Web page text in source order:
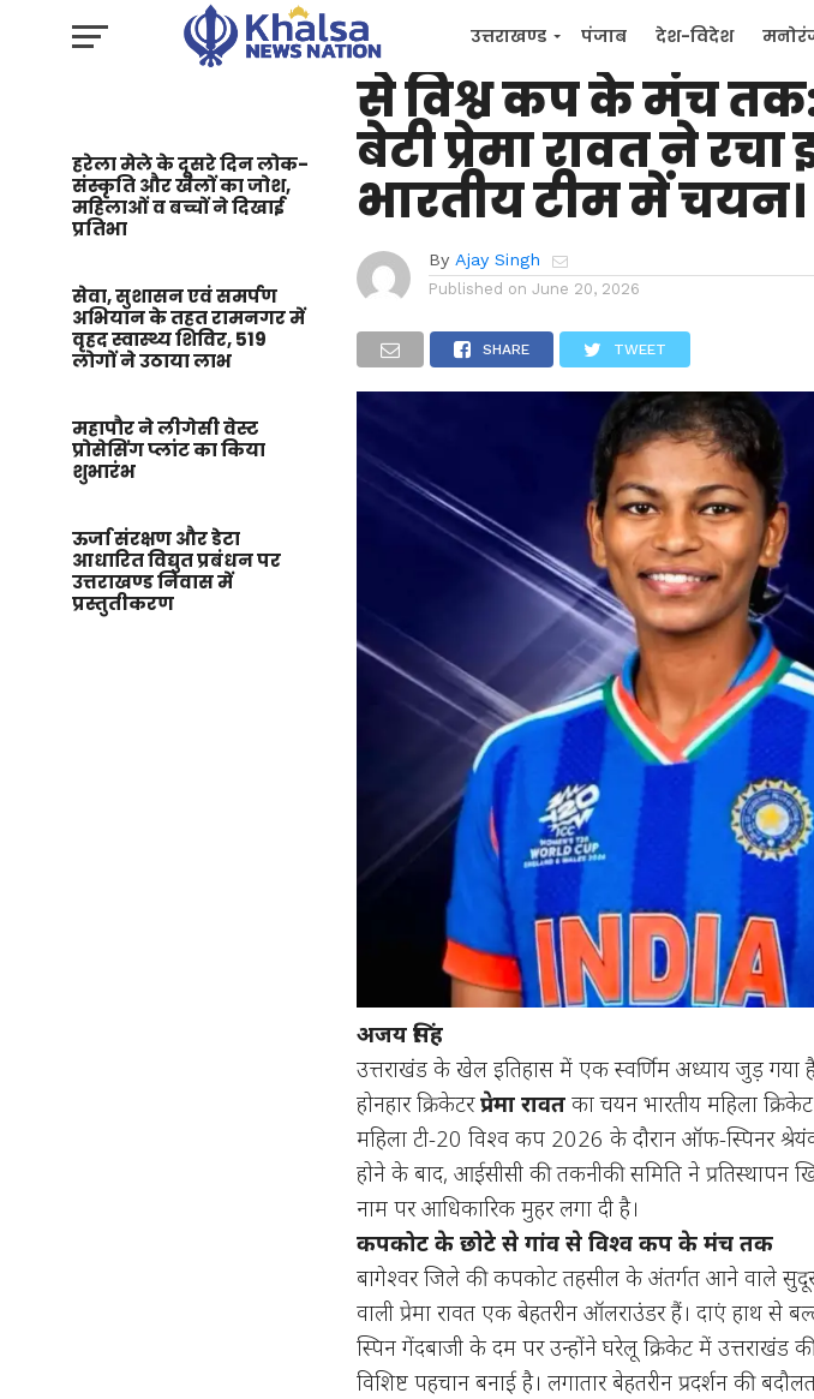
उत्तराखण्ड पंजाब देश-विदेश
प्रशासनिक जन मुद्दे
हरेला मेले के दूसरे दिन लोक-
संस्कृति और खेलों का जोश,
महिलाओं व बच्चों ने दिखाई
प्रतिभा
सेवा, सुशासन एवं समर्पण
अभियान के तहत रामनगर में
वृहद स्वास्थ्य शिविर, 519
लोगों ने उठाया लाभ
महापौर ने लीगेसी वेस्ट
प्रोसेसिंग प्लांट का किया
शुभारंभ
ऊर्जा संरक्षण और डेटा
आधारित विद्युत प्रबंधन पर
उत्तराखण्ड निवास में
प्रस्तुतीकरण
उत्तराखंड में कपकोट
से विश्व कप के मंच तक:
बेटी प्रेमा रावत ने रचा
भारतीय टीम में चयन।
By Ajay Singh
Published on June 20, 2026
SHARE TWEET
अजय सिंह
उत्तराखंड के खेल इतिहास में एक स्वर्णिम अध्याय जुड़ गया
होनहार क्रिकेटरप्रेमा रावत का चयन भारतीय महिला
महिला टी-20 विश्व कप 2026 के दौरान ऑफ-स्पिनर
होने के बाद, आईसीसी की तकनीकी समिति ने प्रतिस्थापन
नाम पर आधिकारिक मुहर लगा दी है।
कपकोट के छोटे से गांव से विश्व कप के मंच तक
बागेश्वर जिले की कपकोट तहसील के अंतर्गत आने वाले सुदूर
वाली प्रेमा रावत एक बेहतरीन ऑलराउंडर हैं। दाएं हाथ से
स्पिन गेंदबाजी के दम पर उन्होंने घरेलू क्रिकेट में
विशिष्ट पहचान बनाई है। लगातार बेहतरीन प्रदर्शन की